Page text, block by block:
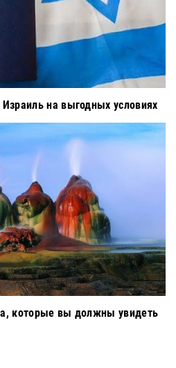
на выгодных условиях
которые вы должны увидеть